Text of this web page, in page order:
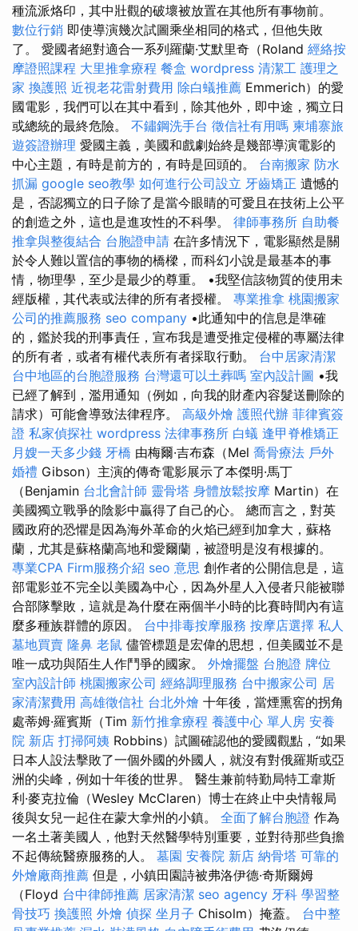
種流派烙印，其中壯觀的破壞被放置在其他所有事物前。
數位行銷 即使導演幾次試圖乘坐相同的格式，但他失敗
了。 愛國者絕對適合一系列羅蘭·艾默里奇（Roland 經絡按
摩證照課程 大里推拿療程 餐盒 wordpress 清潔工 護理之
家 換護照 近視老花雷射費用 除白蟻推薦 Emmerich）的愛
國電影，我們可以在其中看到，除其他外，即中途，獨立日
或總統的最終危險。 不鏽鋼洗手台 徵信社有用嗎 柬埔寨旅
遊簽證辦理 愛國主義，美國和戲劇始終是幾部導演電影的
中心主題，有時是前方的，有時是回頭的。 台南搬家 防水
抓漏 google seo教學 如何進行公司設立 牙齒矯正 遺憾的
是，否認獨立的日子除了是當今眼睛的可愛且在技術上公平
的創造之外，這也是進攻性的不科學。 律師事務所 自助餐
推拿與整復結合 台胞證申請 在許多情況下，電影顯然是關
於令人難以置信的事物的橋樑，而科幻小說是最基本的事
情，物理學，至少是最少的尊重。 •我堅信該物質的使用未
經版權，其代表或法律的所有者授權。 專業推拿 桃園搬家
公司的推薦服務 seo company •此通知中的信息是準確
的，鑑於我的刑事責任，宣布我是遭受推定侵權的專屬法律
的所有者，或者有權代表所有者採取行動。 台中居家清潔
台中地區的台胞證服務 台灣還可以土葬嗎 室內設計圖 •我
已經了解到，濫用通知（例如，向我的財產內容髮送刪除的
請求）可能會導致法律程序。 高級外燴 護照代辦 菲律賓簽
證 私家偵探社 wordpress 法律事務所 白蟻 逢甲脊椎矯正
月嫂一天多少錢 牙橋 由梅爾·吉布森（Mel 喬骨療法 戶外
婚禮 Gibson）主演的傳奇電影展示了本傑明·馬丁
（Benjamin 台北會計師 靈骨塔 身體放鬆按摩 Martin）在
美國獨立戰爭的陰影中贏得了自己的心。 總而言之，對英
國政府的恐懼是因為海外革命的火焰已經到加拿大，蘇格
蘭，尤其是蘇格蘭高地和愛爾蘭，被證明是沒有根據的。
專業CPA Firm服務介紹 seo 意思 創作者的公開信息是，這
部電影並不完全以美國為中心，因為外星人入侵者只能被聯
合部隊擊敗，這就是為什麼在兩個半小時的比賽時間內有這
麼多種族群體的原因。 台中排毒按摩服務 按摩店選擇 私人
墓地買賣 隆鼻 老鼠 儘管標題是宏偉的思想，但美國並不是
唯一成功與陌生人作鬥爭的國家。 外燴擺盤 台胞證 牌位
室內設計師 桃園搬家公司 經絡調理服務 台中搬家公司 居
家清潔費用 高雄徵信社 台北外燴 十年後，當煙熏窖的拐角
處蒂姆·羅賓斯（Tim 新竹推拿療程 養護中心 單人房 安養
院 新店 打掃阿姨 Robbins）試圖確認他的愛國觀點，“如果
日本人設法擊敗了一個外國的外國人，就沒有對俄羅斯或亞
洲的尖峰，例如十年後的世界。 醫生兼前特勤局特工韋斯
利·麥克拉倫（Wesley McClaren）博士在終止中央情報局
後與女兒一起住在蒙大拿州的小鎮。 全面了解台胞證 作為
一名土著美國人，他對天然醫學特別重要，並對待那些負擔
不起傳統醫療服務的人。 墓園 安養院 新店 納骨塔 可靠的
外燴廠商推薦 但是，小鎮田園詩被弗洛伊德·奇斯爾姆
（Floyd 台中律師推薦 居家清潔 seo agency 牙科 學習整
骨技巧 換護照 外燴 偵探 坐月子 Chisolm）掩蓋。 台中整